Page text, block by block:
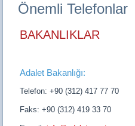
Önemli Telefonlar
BAKANLIKLAR
Adalet Bakanlığı:
Telefon: +90 (312) 417 77 70
Faks: +90 (312) 419 33 70